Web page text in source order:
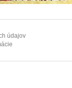
údajov